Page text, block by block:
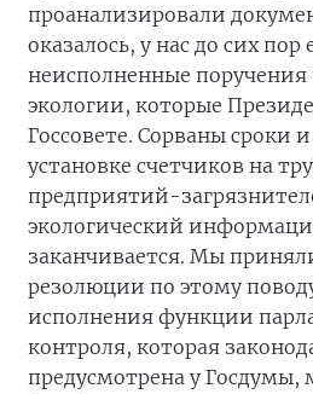
проанализировали
оказалось, у нас до сих пор
неисполненные поручения
экологии, которые
Госсовете. Сорваны сроки
установке счетчиков на
предприятий-
экологический
заканчивается. Мы
резолюции по этому
исполнения функции
контроля, которая
предусмотрена у Госдумы,